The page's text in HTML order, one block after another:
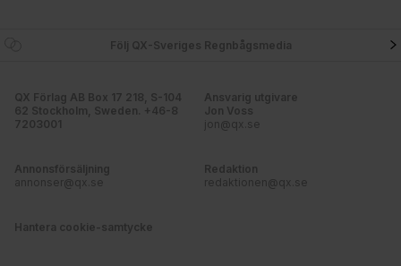
Följ QX-Sveriges Regnbågsmedia
QX Förlag AB Box 17 218, S-104
62 Stockholm, Sweden. +46-8
7203001
Ansvarig utgivare
Jon Voss
jon@qx.se
Annonsförsäljning
annonser@qx.se
Redaktion
redaktionen@qx.se
Hantera cookie-samtycke